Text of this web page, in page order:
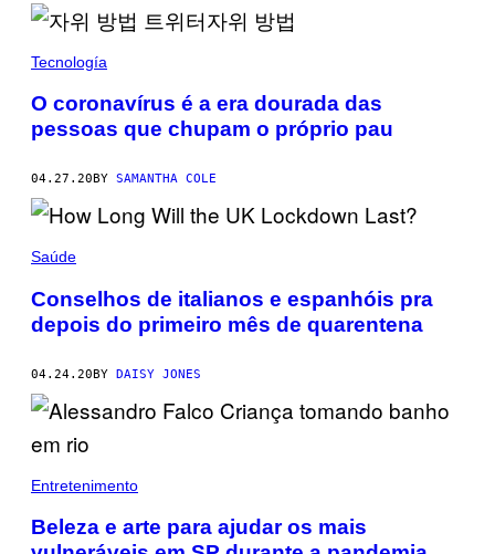
Tecnología
O coronavírus é a era dourada das
pessoas que chupam o próprio pau
04.27.20 BY SAMANTHA COLE
Saúde
Conselhos de italianos e espanhóis pra
depois do primeiro mês de quarentena
04.24.20BY DAISY JONES
Entretenimento
Beleza e arte para ajudar os mais